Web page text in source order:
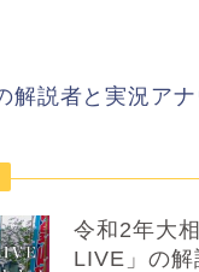
解説者と実況ア
令和2年大
LIVE」の